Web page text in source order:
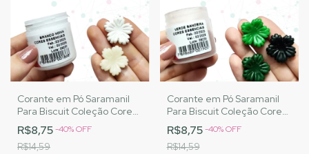
Corante em Pó Saramanil
Para Biscuit Coleção Cores
Essenciais - Branco Noiva
R$8,75-40%OFF
R$14,59
Corante em Pó Saramanil
Para Biscuit Coleção Cores
Essenciais - Verde
Bandeira
R$8,75-40%OFF
R$14,59